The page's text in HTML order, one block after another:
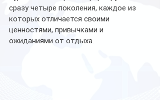
сразу четыре поколения, каждое из
которых отличается своими
ценностями, привычками и
ожиданиями от отдыха.